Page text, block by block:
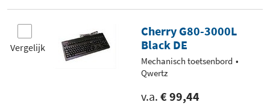
Vergelijk
Cherry G80-3000L
Black DE
Mechanisch toetsenbord
Qwertz
v.a. € 99,44